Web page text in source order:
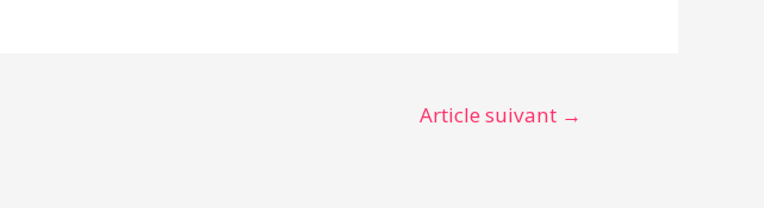
Article suivant →